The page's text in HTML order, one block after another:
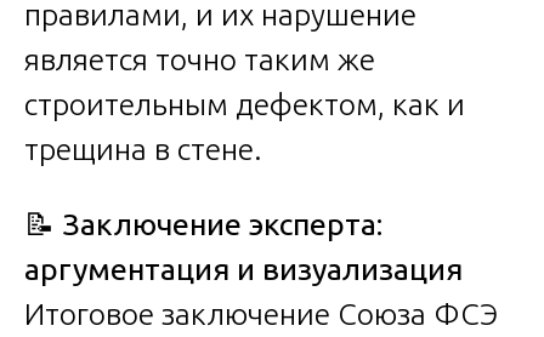
правилами, и их нарушение
является точно таким же
строительным дефектом, как и
трещина в стене.
📝 Заключение эксперта:
аргументация и визуализация
Итоговое заключение Союза ФСЭ